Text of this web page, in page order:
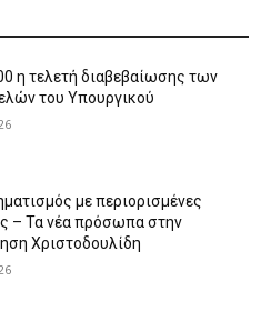
η τελετή διαβεβαίωσης των
του Υπουργικού
με περιορισμένες
– Τα νέα πρόσωπα στην
Χριστοδουλίδη